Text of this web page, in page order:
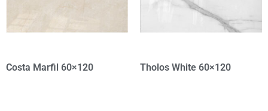
Costa Marfil 60×120 Tholos White 60×120